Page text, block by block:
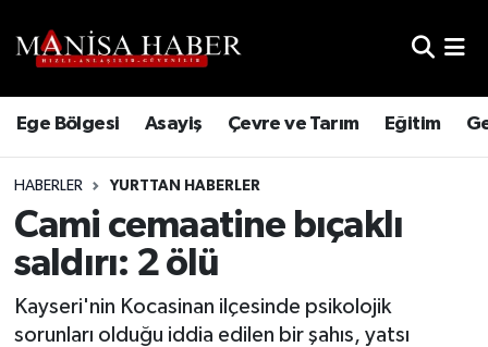
Ege Bölgesi Asayiş Çevre ve Tarım Eğitim
HABERLER YURTTAN HABERLER
Cami cemaatine bıçaklı
saldırı: 2 ölü
Kayseri'nin Kocasinan ilçesinde psikolojik
sorunları olduğu iddia edilen bir şahıs, yatsı
Trafik Durumu
Süper Lig Puan Durumu ve Fikstür
Tüm Manşetler
Son Dakika Haberleri